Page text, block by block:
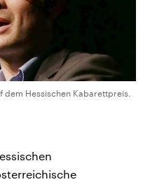
dem Hessischen Kabarettpreis.